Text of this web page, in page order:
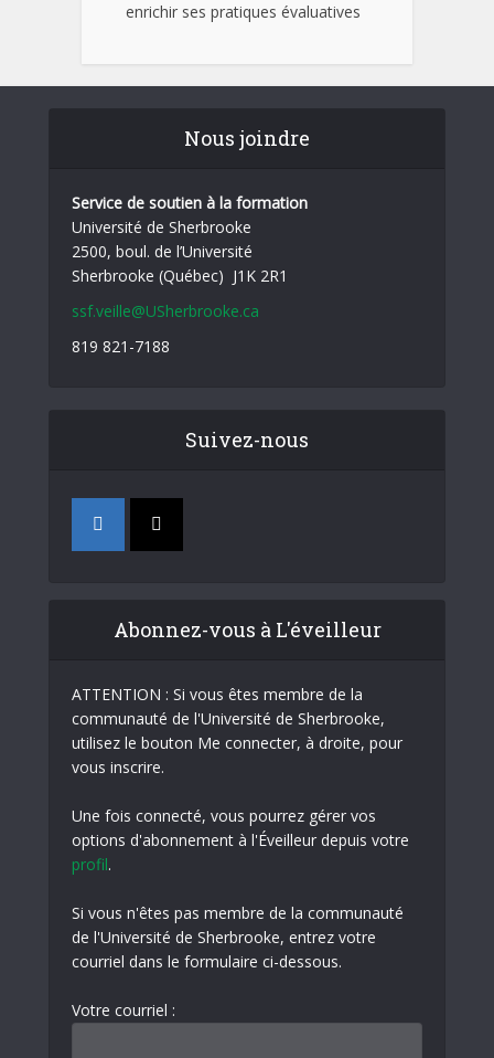
enrichir ses pratiques évaluatives
Nous joindre
Service de soutien à la formation
Université de Sherbrooke
2500, boul. de l’Université
Sherbrooke (Québec) J1K 2R1
ssf.veille@USherbrooke.ca
819 821-7188
Suivez-nous
Abonnez-vous à L'éveilleur
ATTENTION : Si vous êtes membre de la
communauté de l'Université de Sherbrooke,
utilisez le bouton Me connecter, à droite, pour
vous inscrire.
Une fois connecté, vous pourrez gérer vos
options d'abonnement à l'Éveilleur depuis votre
profil.
Si vous n'êtes pas membre de la communauté
de l'Université de Sherbrooke, entrez votre
courriel dans le formulaire ci-dessous.
Votre courriel :